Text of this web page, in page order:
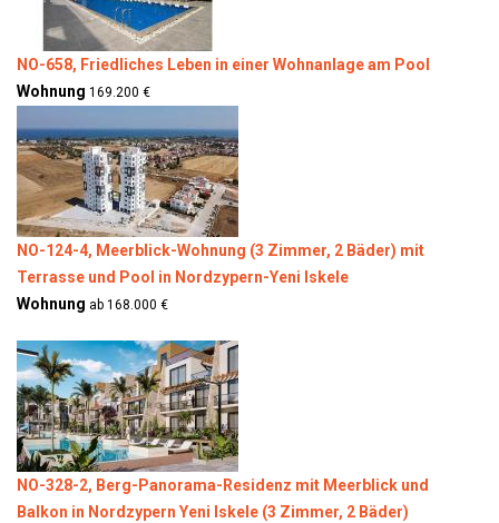
NO-658, Friedliches Leben in einer Wohnanlage am Pool
Wohnung 169.200 €
NO-124-4, Meerblick-Wohnung (3 Zimmer, 2 Bäder) mit
Terrasse und Pool in Nordzypern-Yeni Iskele
Wohnung ab 168.000 €
NO-328-2, Berg-Panorama-Residenz mit Meerblick und
Balkon in Nordzypern Yeni Iskele (3 Zimmer, 2 Bäder)